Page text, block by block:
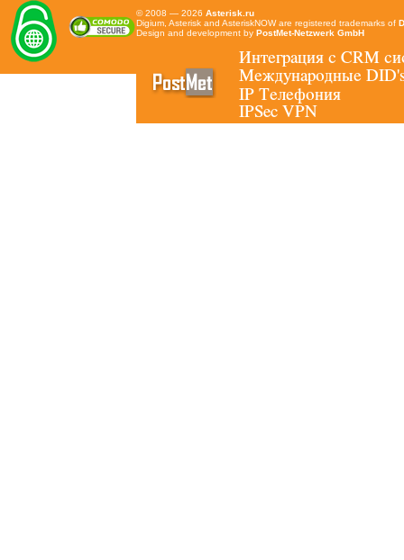
© 2008 — 2026 Asterisk.ru
Digium, Asterisk and AsteriskNOW are registered trademarks of
Design and development by PostMet-Netzwerk GmbH